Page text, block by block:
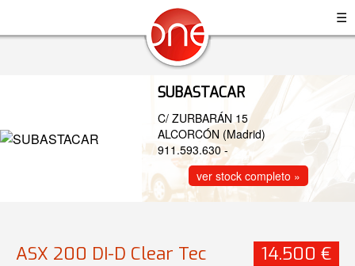
☰
SUBASTACAR
C/ ZURBARÁN 15
ALCORCÓN (Madrid)
911.593.630 -
ver stock completo »
ASX 200 DI-D Clear Tec
14.500 €